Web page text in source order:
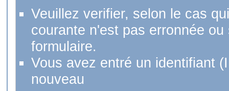
Veuillez verifier, selon le cas
courante n'est pas erronnée
formulaire.
Vous avez entré un identifiant
nouveau